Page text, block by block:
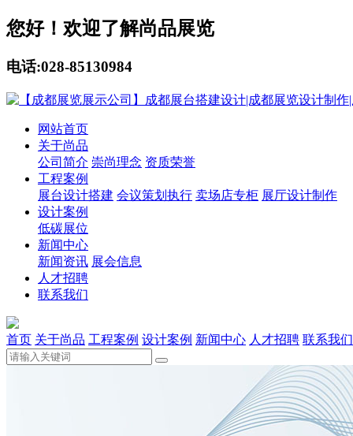
您好！欢迎了解尚品展览
电话:028-85130984
网站首页
关于尚品
公司简介 崇尚理念 资质荣誉
工程案例
展台设计搭建 会议策划执行 卖场店专柜 展厅设计制作
设计案例
低碳展位
新闻中心
新闻资讯 展会信息
人才招聘
联系我们
首页 关于尚品 工程案例 设计案例 新闻中心 人才招聘 联系我们